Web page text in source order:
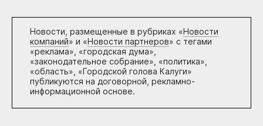
Новости, размещенные в рубриках «Новости
компаний» и «Новости партнеров» с тегами
«реклама», «городская дума»,
«законодательное собрание», «политика»,
«область», «Городской голова Калуги»
публикуются на договорной, рекламно-
информационной основе.